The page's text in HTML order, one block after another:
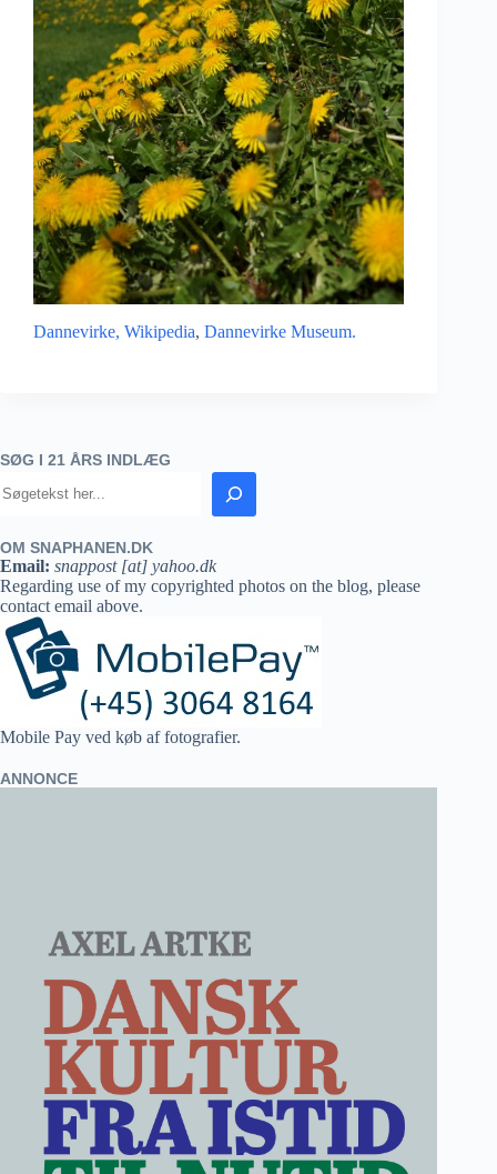
Dannevirke, Wikipedia, Dannevirke Museum.
SØG I 21 ÅRS INDLÆG
OM SNAPHANEN.DK
Email: snappost [at] yahoo.dk
Regarding use of my copyrighted photos on the blog, please
contact email above.
Mobile Pay ved køb af fotografier.
ANNONCE